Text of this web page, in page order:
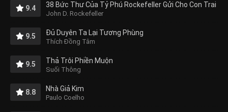
9.4 38 Bức Thư Của Tỷ Phú Rockefeller Gửi Cho Con Trai
John D. Rockefeller
9.5 Đủ Duyên Ta Lại Tương Phùng
Thích Đồng Tâm
9.5 Thả Trôi Phiền Muộn
Suối Thông
8.8 Nhà Giả Kim
Paulo Coelho